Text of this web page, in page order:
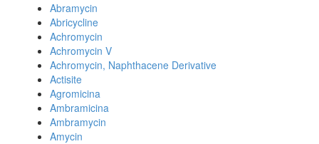
Abramycin
Abricycline
Achromycin
Achromycin V
Achromycin, Naphthacene Derivative
Actisite
Agromicina
Ambramicina
Ambramycin
Amycin